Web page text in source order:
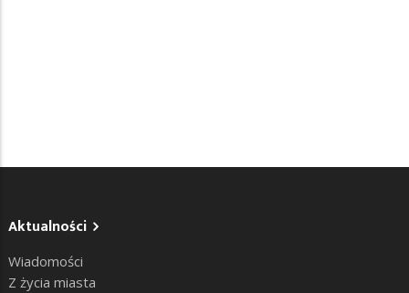
Aktualności
Wiadomości
Z życia miasta